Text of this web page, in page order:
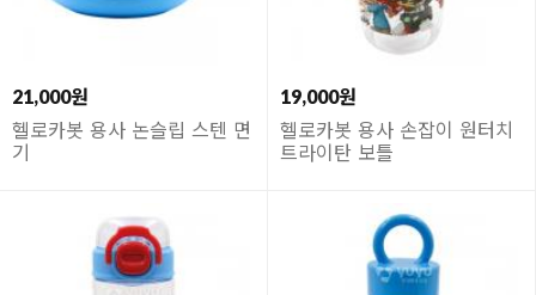
21,000원
헬로카봇 용사 논슬립 스텐 면
기
19,000원
헬로카봇 용사 손잡이 원터치
트라이탄 보틀